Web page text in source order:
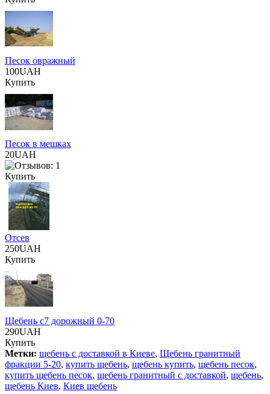
Песок овражный
100UAH
Купить
Песок в мешках
20UAH
Купить
Отсев
250UAH
Купить
Щебень с7 дорожный 0-70
290UAH
Купить
Метки: щебень с доставкой в Киеве, Щебень гранитный
фракции 5-20, купить щебень, щебень купить, щебень песок,
купить щебень песок, щебень гранитный с доставкой, щебень,
щебень Киев, Киев щебень